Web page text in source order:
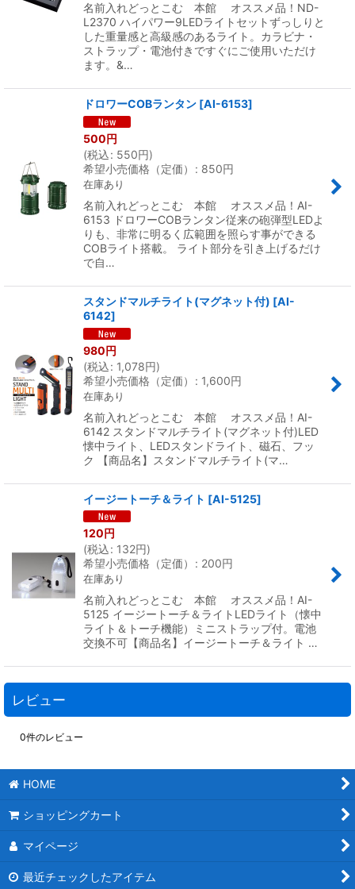
名前入れどっとこむ 本館 オススメ品！ND-
L2370 ハイパワー9LEDライトセットずっしりと
した重量感と高級感のあるライト。カラビナ・
ストラップ・電池付きですぐにご使用いただけ
ます。&…
ドロワーCOBランタン [AI-6153]
500円
(税込: 550円)
希望小売価格（定価）
: 850円
在庫あり
名前入れどっとこむ 本館 オススメ品！AI-
6153 ドロワーCOBランタン従来の砲弾型LEDよ
りも、非常に明るく広範囲を照らす事ができる
COBライト搭載。 ライト部分を引き上げるだけ
で自…
スタンドマルチライト(マグネット付) [AI-
6142]
980円
(税込: 1,078円)
希望小売価格（定価）
: 1,600円
在庫あり
名前入れどっとこむ 本館 オススメ品！AI-
6142 スタンドマルチライト(マグネット付)LED
懐中ライト、LEDスタンドライト、磁石、フッ
ク 【商品名】スタンドマルチライト(マ…
イージートーチ＆ライト [AI-5125]
120円
(税込: 132円)
希望小売価格（定価）
: 200円
在庫あり
名前入れどっとこむ 本館 オススメ品！AI-
5125 イージートーチ＆ライトLEDライト（懐中
ライト＆トーチ機能）ミニストラップ付。電池
交換不可【商品名】イージートーチ＆ライト …
レビュー
0件のレビュー
HOME
ショッピングカート
マイページ
最近チェックしたアイテム